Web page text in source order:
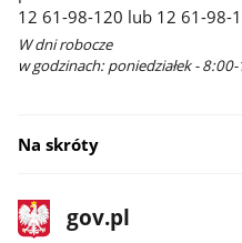
12 61-98-120 lub 12 61-98-
W dni robocze
w godzinach: poniedziałek -
Na skróty
stopka
gov.pl
Strona
gov.pl